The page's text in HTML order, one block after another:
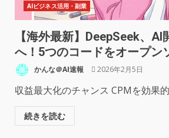
AIビジネス活用・副業
【海外最新】DeepSeek、AI
へ！5つのコードをオープン
かんな＠AI速報 2026年2月5日
収益最大化のチャンス CPMを効果的
続きを読む